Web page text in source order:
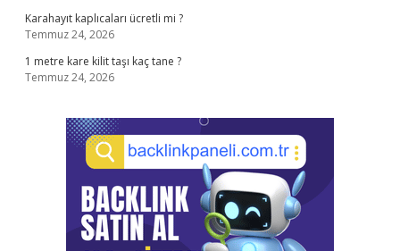
Karahayıt kaplıcaları ücretli mi ?
Temmuz 24, 2026
1 metre kare kilit taşı kaç tane ?
Temmuz 24, 2026